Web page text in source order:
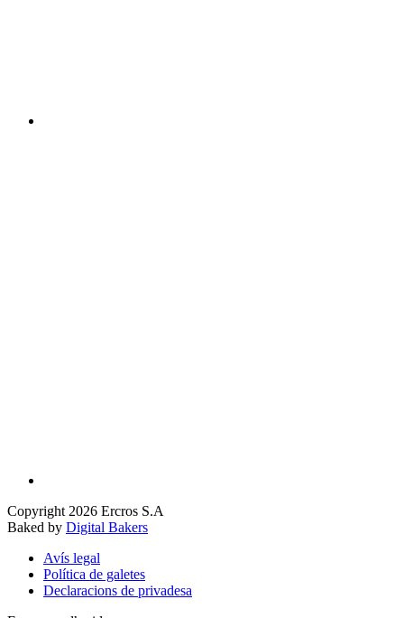
Copyright 2026 Ercros S.A
Baked by Digital Bakers
Avís legal
Política de galetes
Declaracions de privadesa